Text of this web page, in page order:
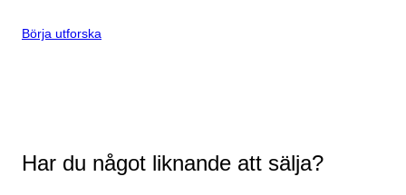
Börja utforska
Har du något liknande att sälja?